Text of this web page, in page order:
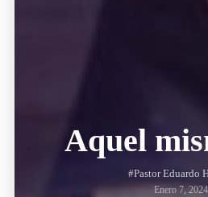
Aquel
#Pastor Eduardo
Enero 7, 2024